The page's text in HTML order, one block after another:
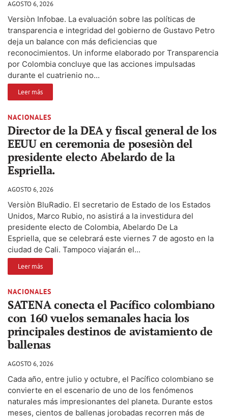
AGOSTO 6, 2026
Versiòn Infobae. La evaluación sobre las políticas de
transparencia e integridad del gobierno de Gustavo Petro
deja un balance con más deficiencias que
reconocimientos. Un informe elaborado por Transparencia
por Colombia concluye que las acciones impulsadas
durante el cuatrienio no...
Leer más
NACIONALES
Director de la DEA y fiscal general de los
EEUU en ceremonia de posesiòn del
presidente electo Abelardo de la
Espriella.
AGOSTO 6, 2026
Versiòn BluRadio. El secretario de Estado de los Estados
Unidos, Marco Rubio, no asistirá a la investidura del
presidente electo de Colombia, Abelardo De La
Espriella, que se celebrará este viernes 7 de agosto en la
ciudad de Cali. Tampoco viajarán el...
Leer más
NACIONALES
SATENA conecta el Pacífico colombiano
con 160 vuelos semanales hacia los
principales destinos de avistamiento de
ballenas
AGOSTO 6, 2026
Cada año, entre julio y octubre, el Pacífico colombiano se
convierte en el escenario de uno de los fenómenos
naturales más impresionantes del planeta. Durante estos
meses, cientos de ballenas jorobadas recorren más de